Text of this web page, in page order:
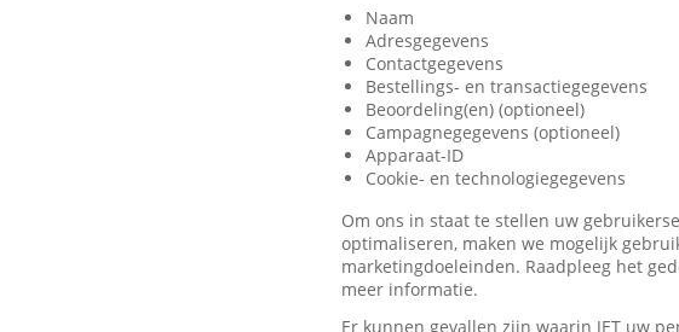
Naam
Adresgegevens
Contactgegevens
Bestellings- en transactiegegevens
Beoordeling(en) (optioneel)
Campagnegegevens (optioneel)
Apparaat-ID
Cookie- en technologiegegevens
Om ons in staat te stellen uw
optimaliseren, maken we mogelijk
marketingdoeleinden. Raadpleeg het
meer informatie.
Er kunnen gevallen zijn waarin JET uw